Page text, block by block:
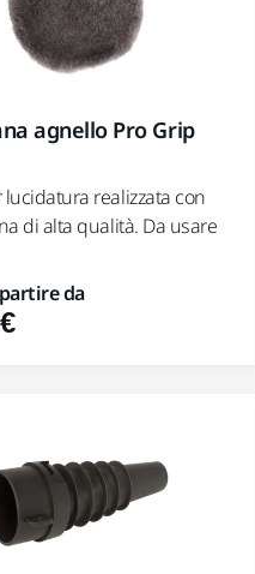
agnello Pro Grip
lucidatura realizzata con
di alta qualità. Da usare
da